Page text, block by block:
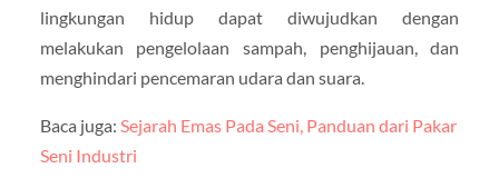
lingkungan hidup dapat diwujudkan dengan
melakukan pengelolaan sampah, penghijauan, dan
menghindari pencemaran udara dan suara.
Baca juga: Sejarah Emas Pada Seni, Panduan dari Pakar
Seni Industri